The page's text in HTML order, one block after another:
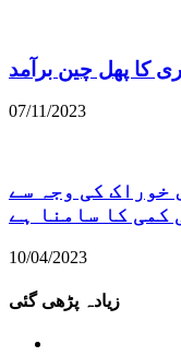
کا پھل چین برآمد
07/11/2023
خوراک کی وجہ سے
کمی کا سامنا ہے
10/04/2023
زیادہ پڑھی گئی